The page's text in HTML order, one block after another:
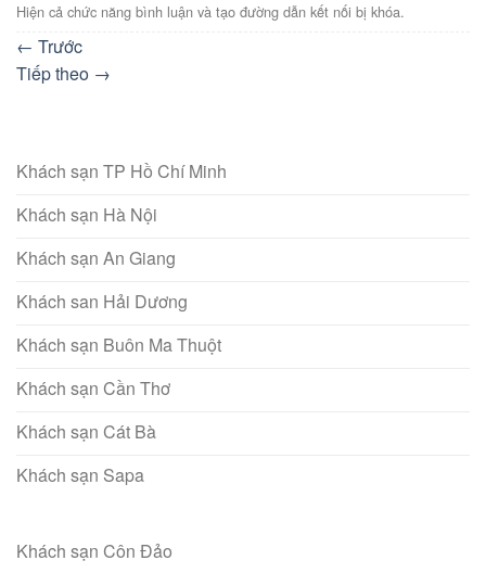
Hiện cả chức năng bình luận và tạo đường dẫn kết nối bị khóa.
← Trước
Tiếp theo →
Khách sạn TP Hồ Chí Minh
Khách sạn Hà Nội
Khách sạn An Giang
Khách san Hải Dương
Khách sạn Buôn Ma Thuột
Khách sạn Cần Thơ
Khách sạn Cát Bà
Khách sạn Sapa
Khách sạn Côn Đảo